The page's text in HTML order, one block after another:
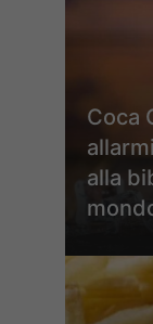
Coca
alla